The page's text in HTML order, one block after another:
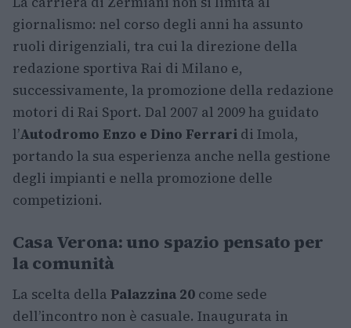
giornalismo: nel corso degli anni ha assunto
ruoli dirigenziali, tra cui la direzione della
redazione sportiva Rai di Milano e,
successivamente, la promozione della redazione
motori di Rai Sport. Dal 2007 al 2009 ha guidato
l’Autodromo Enzo e Dino Ferrari di Imola,
portando la sua esperienza anche nella gestione
degli impianti e nella promozione delle
competizioni.
Casa Verona: uno spazio pensato per
la comunità
La scelta della Palazzina 20 come sede
dell’incontro non è casuale. Inaugurata in